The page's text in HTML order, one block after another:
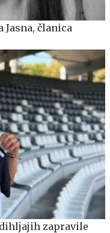
Jasna, članica
zapravile